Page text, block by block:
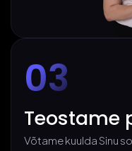
03
Teostame
Võtame kuulda Sinu